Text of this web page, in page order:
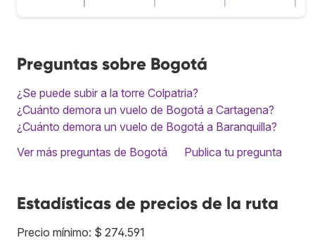
Preguntas sobre Bogotá
¿Se puede subir a la torre Colpatria?
¿Cuánto demora un vuelo de Bogotá a Cartagena?
¿Cuánto demora un vuelo de Bogotá a Baranquilla?
Ver más preguntas de Bogotá
Publica tu pregunta
Estadísticas de precios de la ruta
Precio mínimo: $ 274.591